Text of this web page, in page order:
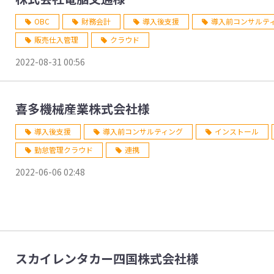
OBC 財務会計 導入後支援
導入前コンサルテ
販売仕入管理
クラウド
2022-08-31 00:56
喜多機械産業株式会社様
導入後支援 導入前コンサルティング
インストール
勤怠管理クラウド
連携
2022-06-06 02:48
スカイレンタカー四国株式会社様